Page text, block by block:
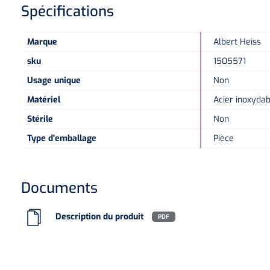
Spécifications
Marque
Albert Heiss
sku
1505571
Usage unique
Non
Matériel
Acier
Stérile
Non
Type d'emballage
Pièce
Documents
Description du produit PDF